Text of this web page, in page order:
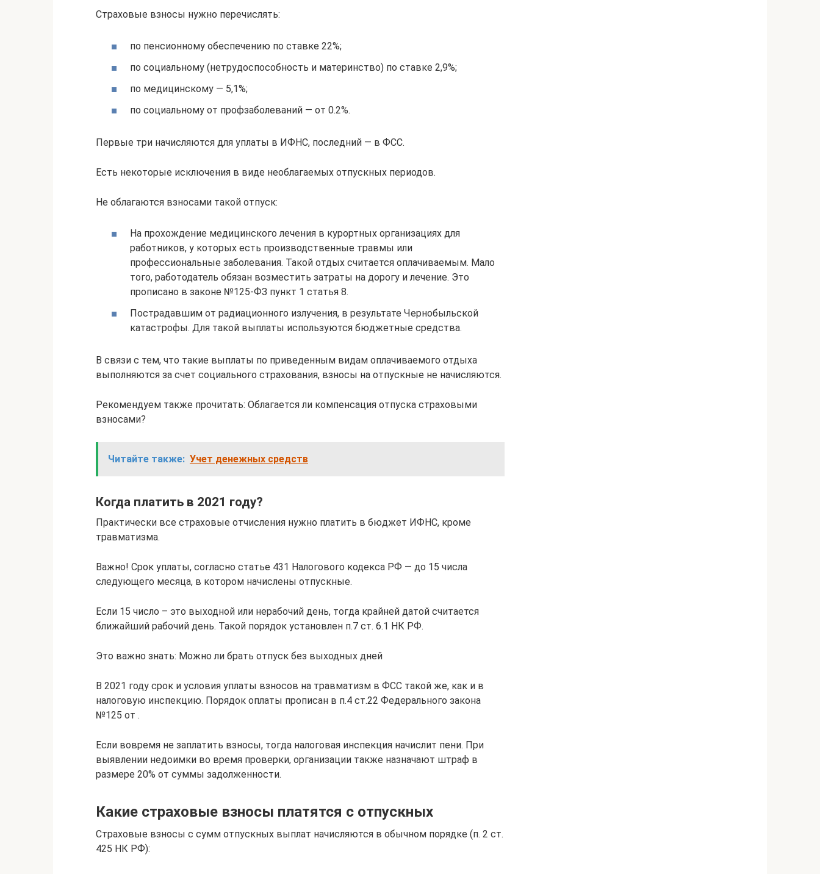
Страховые взносы нужно перечислять:
по пенсионному обеспечению по ставке 22%;
по социальному (нетрудоспособность и материнство) по ставке 2,9%;
по медицинскому — 5,1%;
по социальному от профзаболеваний — от 0.2%.
Первые три начисляются для уплаты в ИФНС, последний — в ФСС.
Есть некоторые исключения в виде необлагаемых отпускных периодов.
Не облагаются взносами такой отпуск:
На прохождение медицинского лечения в курортных организациях для
работников, у которых есть производственные травмы или
профессиональные заболевания. Такой отдых считается оплачиваемым. Мало
того, работодатель обязан возместить затраты на дорогу и лечение. Это
прописано в законе №125-ФЗ пункт 1 статья 8.
Пострадавшим от радиационного излучения, в результате Чернобыльской
катастрофы. Для такой выплаты используются бюджетные средства.
В связи с тем, что такие выплаты по приведенным видам оплачиваемого отдыха
выполняются за счет социального страхования, взносы на отпускные не начисляются.
Рекомендуем также прочитать: Облагается ли компенсация отпуска страховыми
взносами?
Читайте также: Учет денежных средств
Когда платить в 2021 году?
Практически все страховые отчисления нужно платить в бюджет ИФНС, кроме
травматизма.
Важно! Срок уплаты, согласно статье 431 Налогового кодекса РФ — до 15 числа
следующего месяца, в котором начислены отпускные.
Если 15 число – это выходной или нерабочий день, тогда крайней датой считается
ближайший рабочий день. Такой порядок установлен п.7 ст. 6.1 НК РФ.
Это важно знать: Можно ли брать отпуск без выходных дней
В 2021 году срок и условия уплаты взносов на травматизм в ФСС такой же, как и в
налоговую инспекцию. Порядок оплаты прописан в п.4 ст.22 Федерального закона
№125 от .
Если вовремя не заплатить взносы, тогда налоговая инспекция начислит пени. При
выявлении недоимки во время проверки, организации также назначают штраф в
размере 20% от суммы задолженности.
Какие страховые взносы платятся с отпускных
Страховые взносы с сумм отпускных выплат начисляются в обычном порядке (п. 2 ст.
425 НК РФ):